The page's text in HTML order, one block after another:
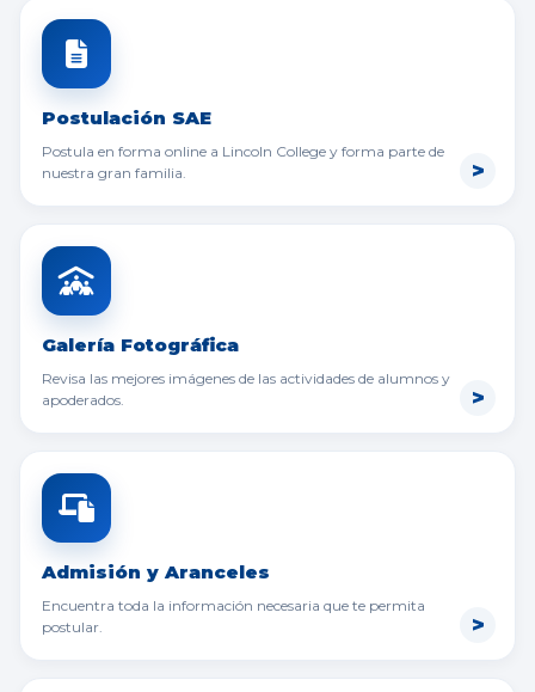
Postulación SAE
Postula en forma online a Lincoln College y forma parte de
nuestra gran familia.
Galería Fotográfica
Revisa las mejores imágenes de las actividades de alumnos y
apoderados.
Admisión y Aranceles
Encuentra toda la información necesaria que te permita
postular.